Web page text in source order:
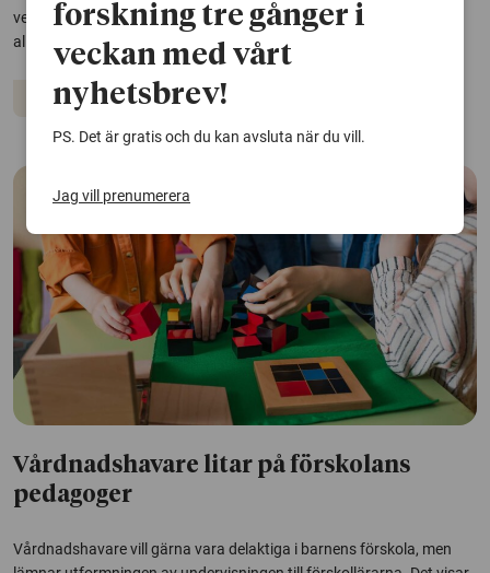
verksamheten håller otillräckligt kvalitet - eller går inte på förskola
alls.
Förskola Barn och unga
Vårdnadshavare litar på förskolans
pedagoger
Vårdnadshavare vill gärna vara delaktiga i barnens förskola, men
forskning tre gånger i
veckan med vårt
nyhetsbrev!
PS. Det är gratis och du kan avsluta när du vill.
Jag vill prenumerera